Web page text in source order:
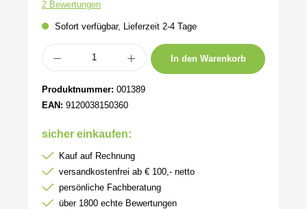
Durchschnittliche Bewertung von 5 von 5 Sternen
2 Bewertungen
Sofort verfügbar, Lieferzeit 2-4 Tage
Produkt Anzahl: Gib den gewünschten Wert ein oder benutze die Schaltflächen
In den Warenkorb
Produktnummer: 001389
EAN: 9120038150360
sicher einkaufen:
Kauf auf Rechnung
versandkostenfrei ab € 100,- netto
persönliche Fachberatung
über 1800 echte Bewertungen